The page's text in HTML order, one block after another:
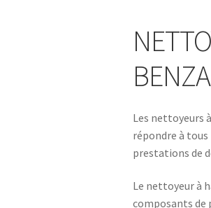
Les nettoyeurs
répondre à
prestations de
Le nettoyeur à
composants de